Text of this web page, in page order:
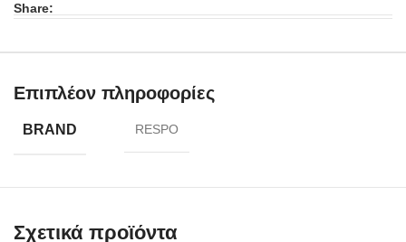
Share:
Επιπλέον πληροφορίες
BRAND RESPO
Σχετικά προϊόντα